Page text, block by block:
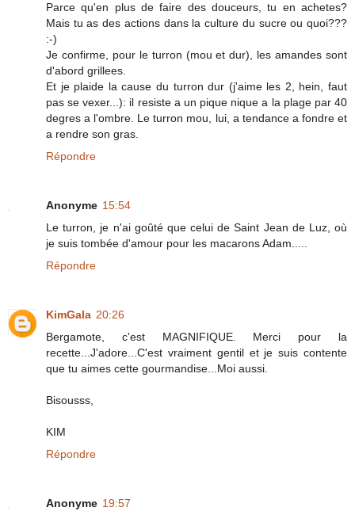
Parce qu'en plus de faire des douceurs, tu en achetes?
Mais tu as des actions dans la culture du sucre ou quoi???
:-)
Je confirme, pour le turron (mou et dur), les amandes sont
d'abord grillees.
Et je plaide la cause du turron dur (j'aime les 2, hein, faut
pas se vexer...): il resiste a un pique nique a la plage par 40
degres a l'ombre. Le turron mou, lui, a tendance a fondre et
a rendre son gras.
Répondre
Anonyme 15:54
Le turron, je n'ai goûté que celui de Saint Jean de Luz, où
je suis tombée d'amour pour les macarons Adam.....
Répondre
KimGala 20:26
Bergamote, c'est MAGNIFIQUE. Merci pour la
recette...J'adore...C'est vraiment gentil et je suis contente
que tu aimes cette gourmandise...Moi aussi.
Bisousss,
KIM
Répondre
Anonyme 19:57